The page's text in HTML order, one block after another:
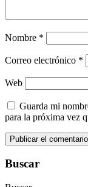
Nombre *
Correo electrónico *
Web
Guarda mi
para la próxima vez
Buscar